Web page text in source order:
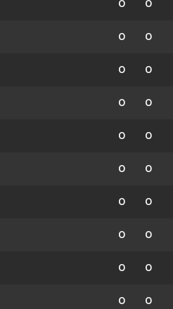
0 0
0 0
0 0
0 0
0 0
0 0
0 0
0 0
0 0
0 0